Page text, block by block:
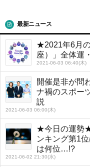
最新ニュース
★2021年6月
座）」全体運
2021-06-03 06:40(木)
開催是非が問
ナ禍のスポー
説
2021-06-03 06:00(木)
★今日の運勢
ンキング第1
は何位…!?
2021-06-02 21:30(水)